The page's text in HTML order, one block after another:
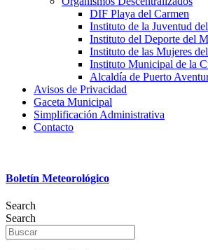
DIF Playa del Carmen
Instituto de la Juventud
Instituto del Deporte del
Instituto de las Mujeres
Instituto Municipal de la
Alcaldía de Puerto
Avisos de Privacidad
Gaceta Municipal
Simplificación Administrativa
Contacto
Boletín Meteorológico
Search
Search